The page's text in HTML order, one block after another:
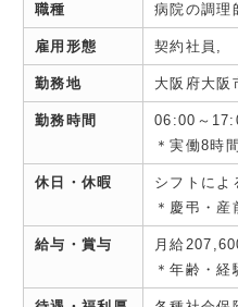
職種 病院の調理
雇用形態 契約社員,
勤務地 大阪府大阪
勤務時間
06:00～
＊実働8時
休日・休暇
シフトによ
＊慶弔・産
給与・賞与
月給
＊年齢・経